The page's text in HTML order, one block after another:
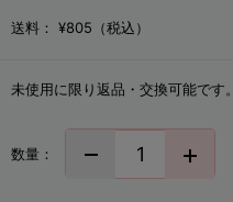
送料： ¥805（税込）
未使用に限り返品・交換可能です。
数量：